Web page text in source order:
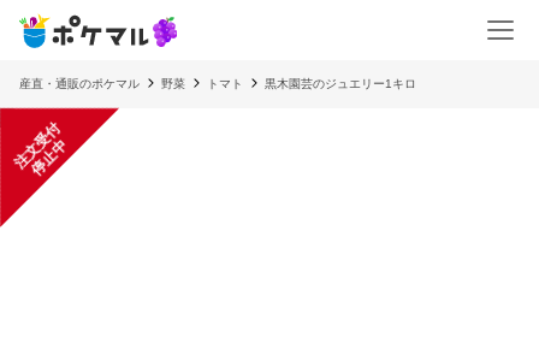
産直・通販のポケマル 野菜 トマト 黒木園芸のジュエリー1キロ
注
文
受
付
停
止
中